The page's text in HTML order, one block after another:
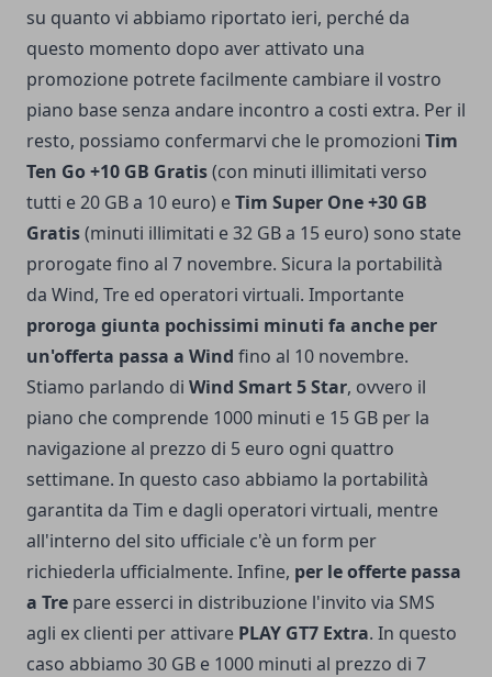
su quanto vi abbiamo riportato ieri, perché da
questo momento dopo aver attivato una
promozione potrete facilmente cambiare il vostro
piano base senza andare incontro a costi extra. Per il
resto, possiamo confermarvi che le promozioni Tim
Ten Go +10 GB Gratis(con minuti illimitati verso
tutti e 20 GB a 10 euro) eTim Super One +30 GB
Gratis(minuti illimitati e 32 GB a 15 euro) sono state
prorogate fino al 7 novembre. Sicura la portabilità
da Wind, Tre ed operatori virtuali. Importante
proroga giunta pochissimi minuti fa anche per
un'offerta passa a Wind fino al 10 novembre.
Stiamo parlando di Wind Smart 5 Star, ovvero il
piano che comprende 1000 minuti e 15 GB per la
navigazione al prezzo di 5 euro ogni quattro
settimane. In questo caso abbiamo la portabilità
garantita da Tim e dagli operatori virtuali, mentre
all'interno del sito ufficiale c'è un form per
richiederla ufficialmente. Infine, per le offerte passa
a Tre pare esserci in distribuzione l'invito via SMS
agli ex clienti per attivare PLAY GT7 Extra. In questo
caso abbiamo 30 GB e 1000 minuti al prezzo di 7